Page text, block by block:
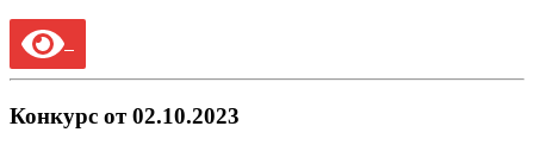
Конкурс от 02.10.2023